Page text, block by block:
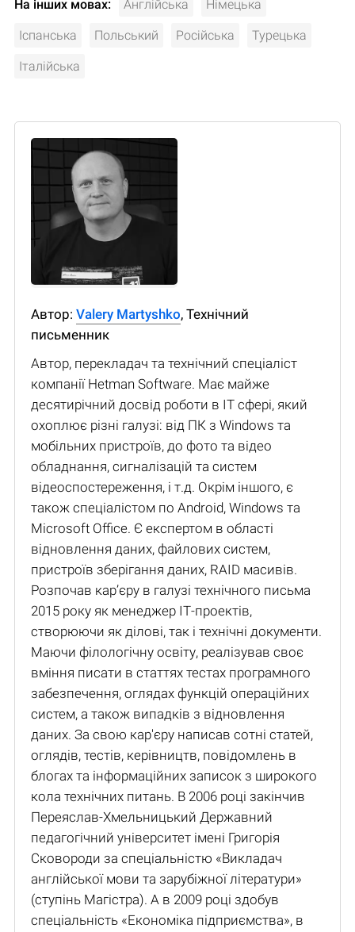
На інших мовах: Англійська Німецька
Іспанська Польський Російська Турецька
Італійська
Автор: Valery Martyshko, Технічний
письменник
Автор, перекладач та технічний спеціаліст
компанії Hetman Software. Має майже
десятирічний досвід роботи в IT сфері, який
охоплює різні галузі: від ПК з Windows та
мобільних пристроїв, до фото та відео
обладнання, сигналізацій та систем
відеоспостереження, і т.д. Окрім іншого, є
також спеціалістом по Android, Windows та
Microsoft Office. Є експертом в області
відновлення даних, файлових систем,
пристроїв зберігання даних, RAID масивів.
Розпочав кар’єру в галузі технічного письма
2015 року як менеджер ІТ-проектів,
створюючи як ділові, так і технічні документи.
Маючи філологічну освіту, реалізував своє
вміння писати в статтях тестах програмного
забезпечення, оглядах функцій операційних
систем, а також випадків з відновлення
даних. За свою кар'єру написав сотні статей,
оглядів, тестів, керівництв, повідомлень в
блогах та інформаційних записок з широкого
кола технічних питань. В 2006 році закінчив
Переяслав-Хмельницький Державний
педагогічний університет імені Григорія
Сковороди за спеціальністю «Викладач
англійської мови та зарубіжної літератури»
(ступінь Магістра). А в 2009 році здобув
спеціальність «Економіка підприємства», в